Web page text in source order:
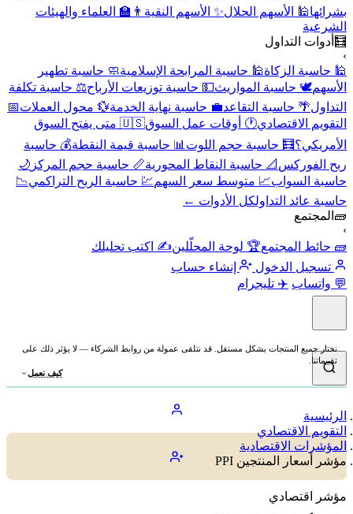
بشرائها🕌 الأسهم الحلال✨ الأسهم النقية 👨‍🏫 العلماء والهيئات
الشرعية
🧮 أدوات التداول
›
🕌 حاسبة الزكاة🕌 حاسبة المرابحة الإسلامية🧼 حاسبة تطهير
الأسهم🕊️ حاسبة المواريث💵 حاسبة توزيعات الأرباح⚖️ حاسبة تكلفة
التداول🌴 حاسبة التقاعد💼 حاسبة نهاية الخدمة💱 محول العملات📅
التقويم الاقتصادي🕐 أوقات عمل السوق
🇺🇸 متى يفتح السوق
الأمريكي؟🧮 حاسبة حجم اللوت 📊 حاسبة قيمة النقطة💰 حاسبة
ربح الفوركس 📐 حاسبة النقاط المحورية📏 حاسبة حجم المركز 🌙
حاسبة السواب📈 متوسط سعر السهم💹 حاسبة الربح التراكمي📉
حاسبة عائد التداولكل الأدوات ←
🧱 المجتمع
›
🧱 حائط المجتمع🏆 لوحة المحلّلين✍️ اكتب تحليلك
تسجيل الدخول
إنشاء حساب
💬 واتساب ✈️ تليجرام
نختار جميع المنتجات بشكل مستقل. قد نتلقى عمولة من روابط الشركاء — لا يؤثر ذلك على
تقييماتنا.
كيف نعمل
الرئيسية
التقويم الاقتصادي
المؤشرات الاقتصادية
مؤشر أسعار المنتجين PPI
مؤشر اقتصادي